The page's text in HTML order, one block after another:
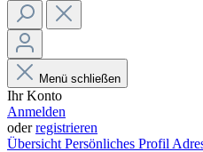
Menü schließen
Ihr Konto
Anmelden
oderregistrieren
Übersicht Persönliches Profil